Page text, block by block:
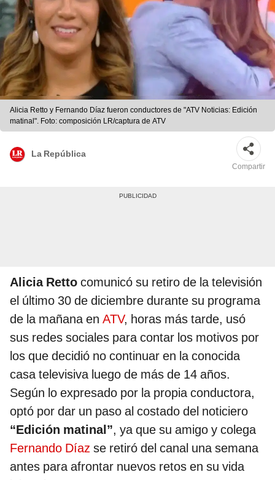
Alicia Retto y Fernando Díaz fueron conductores de "ATV Noticias: Edición
matinal". Foto: composición LR/captura de ATV
La República
Compartir
Alicia Retto comunicó su retiro de la televisión
el último 30 de diciembre durante su programa
de la mañana en ATV, horas más tarde, usó
sus redes sociales para contar los motivos por
los que decidió no continuar en la conocida
casa televisiva luego de más de 14 años.
Según lo expresado por la propia conductora,
optó por dar un paso al costado del noticiero
“Edición matinal”, ya que su amigo y colega
Fernando Díaz se retiró del canal una semana
antes para afrontar nuevos retos en su vida